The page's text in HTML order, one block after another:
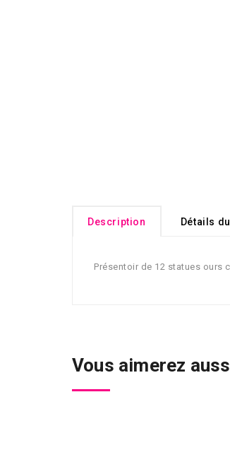
Description Détails
Présentoir de 12 statues ours
Vous aimerez